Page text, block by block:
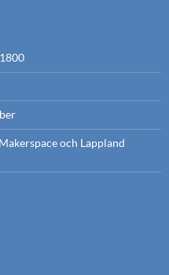
och Lappland